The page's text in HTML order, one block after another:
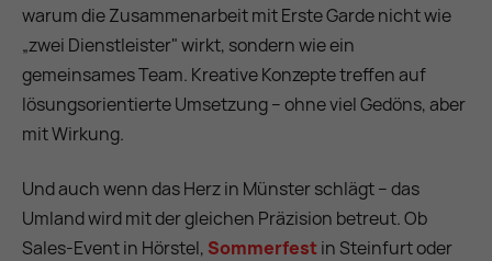
warum die Zusammenarbeit mit Erste Garde nicht wie
„zwei Dienstleister" wirkt, sondern wie ein
gemeinsames Team. Kreative Konzepte treffen auf
lösungsorientierte Umsetzung – ohne viel Gedöns, aber
mit Wirkung.
Und auch wenn das Herz in Münster schlägt – das
Umland wird mit der gleichen Präzision betreut. Ob
Sales-Event in Hörstel, Sommerfestin Steinfurt oder